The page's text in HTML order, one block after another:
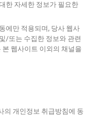
한 자세한 정보가 필요한
에만 적용되며, 당사 웹사
/또는 수집한 정보와 관련
웹사이트 이외의 채널을
의 개인정보 취급방침에 동